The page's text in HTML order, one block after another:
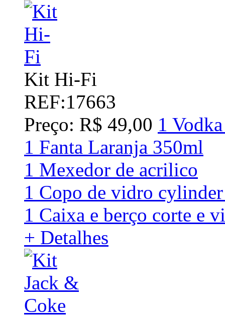
Kit Hi-Fi
REF:17663
Preço: R$ 49,00 1
1 Fanta Laranja 350ml
1 Mexedor de acrilico
1 Copo de vidro
1 Caixa e berço corte e
+ Detalhes